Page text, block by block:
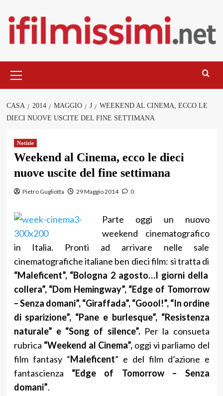
contenuto
principale
CASA 2014 MAGGIO J
WEEKEND AL CINEMA, ECCO LE
DIECI NUOVE USCITE DEL FINE SETTIMANA
Notizie
Weekend al Cinema, ecco le dieci
nuove uscite del fine settimana
Pietro Gugliotta 29 Maggio 2014 0
Parte oggi un nuovo
weekend cinematografico
in Italia. Pronti ad arrivare nelle sale
cinematografiche italiane ben dieci film: si tratta di
“Maleficent”, “Bologna 2 agosto…I giorni della
collera”, “Dom Hemingway”, “Edge of Tomorrow
– Senza domani”, “Giraffada”, “Goool!”, “In ordine
di sparizione”, “Pane e burlesque”, “Resistenza
naturale” e “Song of silence”.Per la consueta
rubrica “Weekend al Cinema”,oggi vi parliamo del
film fantasy “Maleficent” e del film d’azione e
fantascienza “Edge of Tomorrow – Senza
domani”.